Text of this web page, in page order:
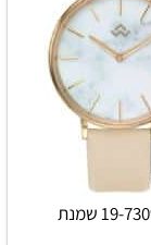
551 שמנת